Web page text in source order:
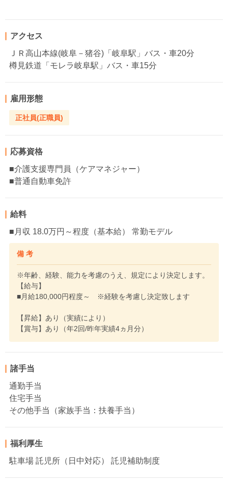
アクセス
ＪＲ高山本線(岐阜－猪谷)「岐阜駅」バス・車20分
樽見鉄道「モレラ岐阜駅」バス・車15分
雇用形態
正社員(正職員)
応募資格
■介護支援専門員（ケアマネジャー）
■普通自動車免許
給料
■月収 18.0万円～程度（基本給） 常勤モデル
備 考
※年齢、経験、能力を考慮のうえ、規定により決定します。
【給与】
■月給180,000円程度～ ※経験を考慮し決定致します
【昇給】あり（実績により）
【賞与】あり（年2回/昨年実績4ヵ月分）
諸手当
通勤手当
住宅手当
その他手当（家族手当：扶養手当）
福利厚生
駐車場 託児所（日中対応） 託児補助制度